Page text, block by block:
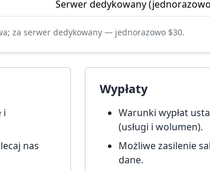
Serwer dedykowany
za serwer dedykowany — jednorazowo $30.
i
nas
Wypłaty
Warunki wypłat
(usługi i wolumen).
Możliwe zasilenie
dane.